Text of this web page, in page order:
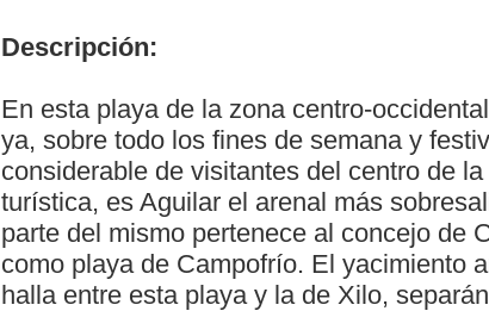
Descripción:
En esta playa de la zona centro-
ya, sobre todo los fines de semana y
considerable de visitantes del centro de
turística, es Aguilar el arenal más
parte del mismo pertenece al concejo de
como playa de Campofrío. El yacimiento
halla entre esta playa y la de Xilo,